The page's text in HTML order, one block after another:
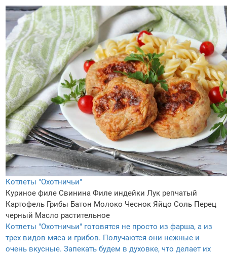
Котлеты "Охотничьи"
Куриное филе Свинина Филе индейки Лук репчатый
Картофель Грибы Батон Молоко Чеснок Яйцо Соль Перец
черный Масло растительное
Котлеты "Охотничьи" готовятся не просто из фарша, а из
трех видов мяса и грибов. Получаются они нежные и
очень вкусные. Запекать будем в духовке, что делает их